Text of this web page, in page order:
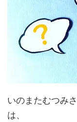
いのまたむつみ
は、